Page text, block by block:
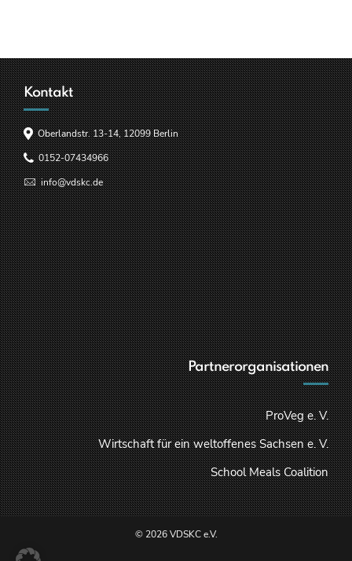
Kontakt
Oberlandstr. 13-14, 12099 Berlin
0152-07434966
info@vdskc.de
Partnerorganisationen
ProVeg e. V.
Wirtschaft für ein weltoffenes Sachsen e. V.
School Meals Coalition
© 2026 VDSKC e.V.